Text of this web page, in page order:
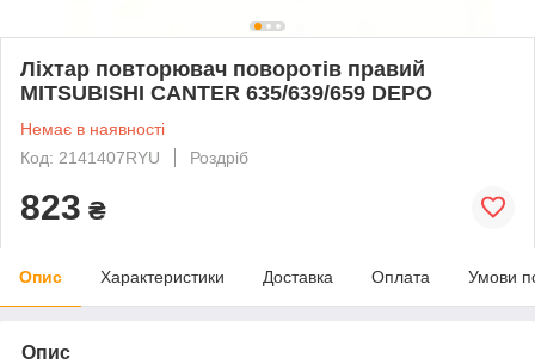
Ліхтар повторювач поворотів правий
MITSUBISHI CANTER 635/639/659 DEPO
Немає в наявності
Код: 2141407RYU
Роздріб
823 ₴
Опис Характеристики Доставка Оплата Умови
Опис